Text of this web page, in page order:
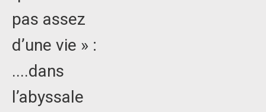
pas assez
d’une vie » :
....dans
l’abyssale